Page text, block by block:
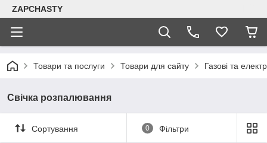
ZAPCHASTY
Товари та послуги Товари для сайту Газові та
Свічка розпалювання
Сортування 0 Фільтри